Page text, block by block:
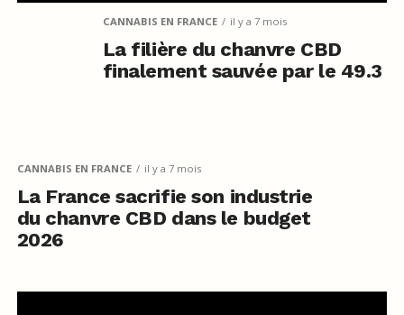
CANNABIS EN FRANCE il y a 7 mois
La filière du chanvre CBD
finalement sauvée par le 49.3
CANNABIS EN FRANCE il y a 7 mois
La France sacrifie son industrie
du chanvre CBD dans le budget
2026